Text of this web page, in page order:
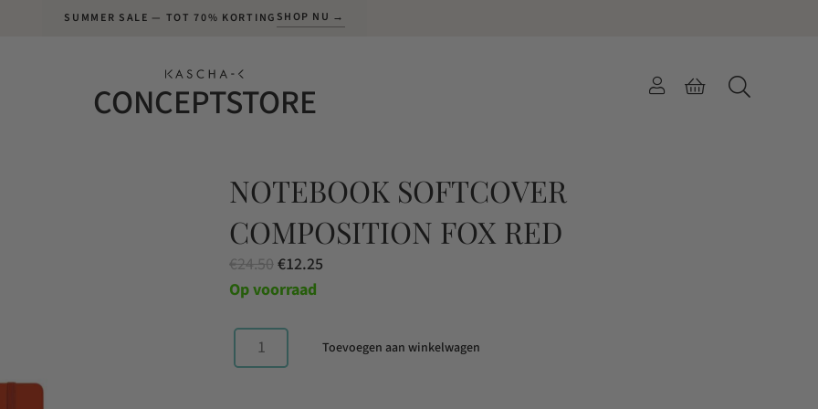
SUMMER SALE — TOT 70% KORTING SHOP NU →
CONCEPTSTORE
NOTEBOOK SOFTCOVER
COMPOSITION FOX RED
€24.50Oorspronkelijke
prijs
€24.50.
€12.25
€12.25.
Op voorraad
Notebook
Toevoegen aan winkelwagen